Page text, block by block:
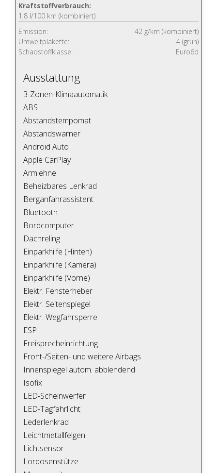
Kraftstoffverbrauch:
1,8 l/100 km (kombiniert)
Emission:
42 g/km (kombiniert)
Umweltplakette:
4 (grün)
Schadstoffklasse:
Euro6d
Ausstattung
3-Zonen-Klimaautomatik
ABS
Abstandstempomat
Abstandswarner
Android Auto
Apple CarPlay
Armlehne
Beheizbares Lenkrad
Berganfahrassistent
Bluetooth
Bordcomputer
Dachreling
Einparkhilfe (Hinten)
Einparkhilfe (Kamera)
Einparkhilfe (Vorne)
Elektr. Fensterheber
Elektr. Seitenspiegel
Elektr. Wegfahrsperre
ESP
Freisprecheinrichtung
Front-/Seiten- und weitere Airbags
Innenspiegel autom. abblendend
Isofix
LED-Scheinwerfer
LED-Tagfahrlicht
Lederlenkrad
Leichtmetallfelgen
Lichtsensor
Lordosenstütze